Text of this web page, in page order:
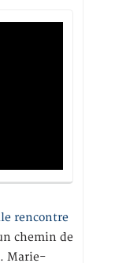
rencontre
chemin de
Marie-